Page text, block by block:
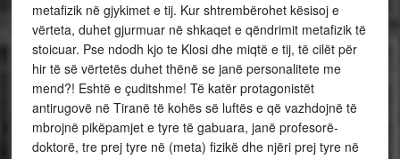
metafizik në gjykimet e tij. Kur shtrembërohet kësisoj e
vërteta, duhet gjurmuar në shkaqet e qëndrimit metafizik të
stoicuar. Pse ndodh kjo te Klosi dhe miqtë e tij, të cilët për
hir të së vërtetës duhet thënë se janë personalitete me
mend?! Eshtë e çuditshme! Të katër protagonistët
antirugovë në Tiranë të kohës së luftës e që vazhdojnë të
mbrojnë pikëpamjet e tyre të gabuara, janë profesorë-
doktorë, tre prej tyre në (meta) fizikë dhe njëri prej tyre në